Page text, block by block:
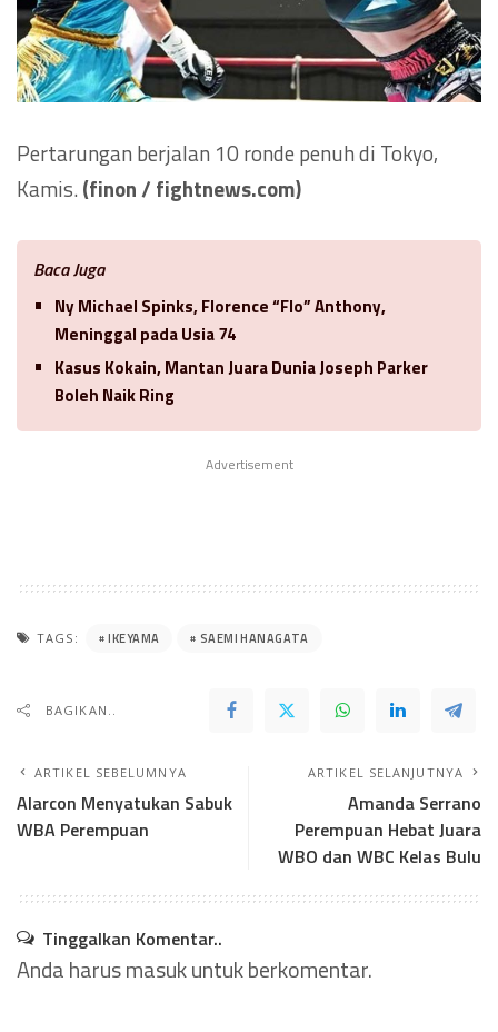
Pertarungan berjalan 10 ronde penuh di Tokyo,
Kamis.(finon / fightnews.com)
Baca Juga
Ny Michael Spinks, Florence “Flo” Anthony,
Meninggal pada Usia 74
Kasus Kokain, Mantan Juara Dunia Joseph Parker
Boleh Naik Ring
Advertisement
TAGS: IKEYAMA SAEMI HANAGATA
BAGIKAN..
ARTIKEL SEBELUMNYA
Alarcon Menyatukan Sabuk
WBA Perempuan
ARTIKEL SELANJUTNYA
Amanda Serrano
Perempuan Hebat Juara
WBO dan WBC Kelas Bulu
Tinggalkan Komentar..
Anda harusmasukuntuk berkomentar.